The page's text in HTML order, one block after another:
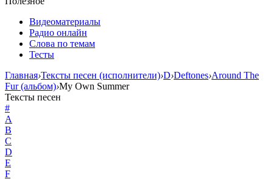
Видеоматериалы
Радио онлайн
Слова по темам
Тесты
Главная›Тексты песен (исполнители)›D›Deftones›Around The
Fur (альбом)›My Own Summer
Тексты песен
#
A
B
C
D
E
F